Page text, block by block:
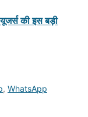
की इस बड़ी
, WhatsApp